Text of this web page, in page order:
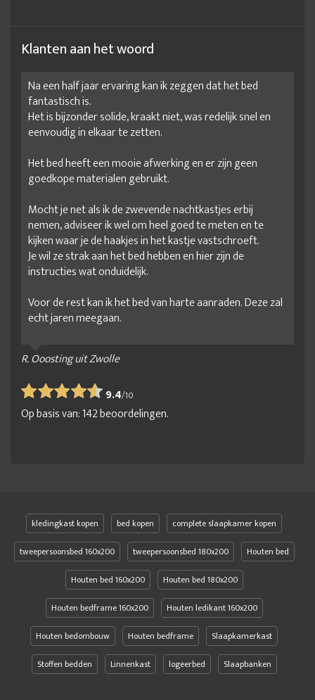
Klanten aan het woord
Na een half jaar ervaring kan ik zeggen dat het bed
fantastisch is.
Het is bijzonder solide, kraakt niet, was redelijk snel en
eenvoudig in elkaar te zetten.
Het bed heeft een mooie afwerking en er zijn geen
goedkope materialen gebruikt.
Mocht je net als ik de zwevende nachtkastjes erbij
nemen, adviseer ik wel om heel goed te meten en te
kijken waar je de haakjes in het kastje vastschroeft.
Je wil ze strak aan het bed hebben en hier zijn de
instructies wat onduidelijk.
Voor de rest kan ik het bed van harte aanraden. Deze zal
echt jaren meegaan.
R. Ooosting uit Zwolle
9.4/10
Op basis van:142beoordelingen.
kledingkast kopen bed kopen
complete slaapkamer kopen
tweepersoonsbed 160x200
tweepersoonsbed 180x200
Houten bed
Houten bed 160x200
Houten bed 180x200
Houten bedframe 160x200
Houten ledikant 160x200
Houten bedombouw
Houten bedframe
Slaapkamerkast
Stoffen bedden
Linnenkast logeerbed Slaapbanken